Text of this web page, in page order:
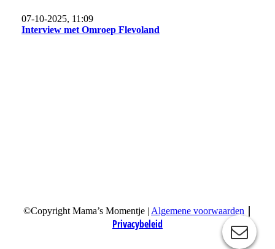
07-10-2025, 11:09
Interview met Omroep Flevoland
©Copyright Mama’s Momentje | Algemene voorwaarden |
Privacybeleid